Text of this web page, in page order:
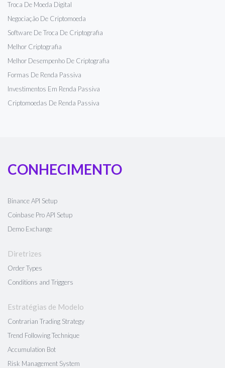
Troca De Moeda Digital
Negociação De Criptomoeda
Software De Troca De Criptografia
Melhor Criptografia
Melhor Desempenho De Criptografia
Formas De Renda Passiva
Investimentos Em Renda Passiva
Criptomoedas De Renda Passiva
CONHECIMENTO
Binance API Setup
Coinbase Pro API Setup
Demo Exchange
Diretrizes
Order Types
Conditions and Triggers
Estratégias de Modelo
Contrarian Trading Strategy
Trend Following Technique
Accumulation Bot
Risk Management System